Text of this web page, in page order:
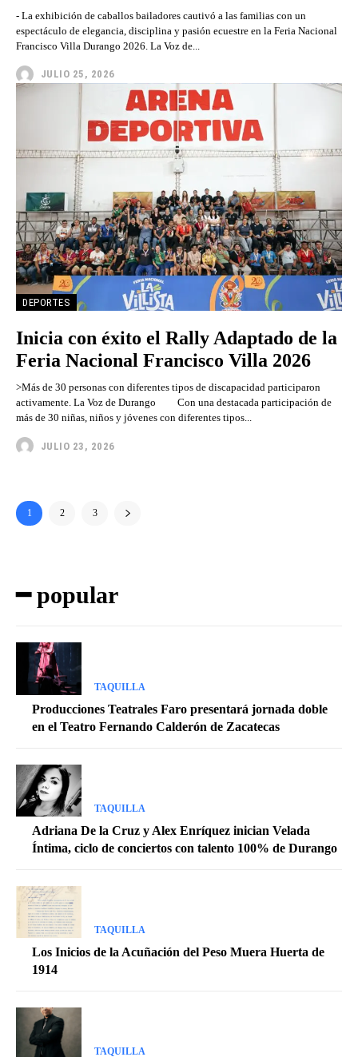
- La exhibición de caballos bailadores cautivó a las familias con un
espectáculo de elegancia, disciplina y pasión ecuestre en la Feria Nacional
Francisco Villa Durango 2026. La Voz de...
JULIO 25, 2026
DEPORTES
Inicia con éxito el Rally Adaptado de la
Feria Nacional Francisco Villa 2026
>Más de 30 personas con diferentes tipos de discapacidad participaron
activamente. La Voz de Durango Con una destacada participación de
más de 30 niñas, niños y jóvenes con diferentes tipos...
JULIO 23, 2026
1 2 3
━ popular
TAQUILLA
Producciones Teatrales Faro presentará jornada doble
en el Teatro Fernando Calderón de Zacatecas
TAQUILLA
Adriana De la Cruz y Alex Enríquez inician Velada
Íntima, ciclo de conciertos con talento 100% de Durango
TAQUILLA
Los Inicios de la Acuñación del Peso Muera Huerta de
1914
TAQUILLA